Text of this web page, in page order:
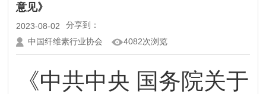
意见》
2023-08-02
分享到：
中国纤维素行业协会
4082次浏览
《中共中央 国务院关于